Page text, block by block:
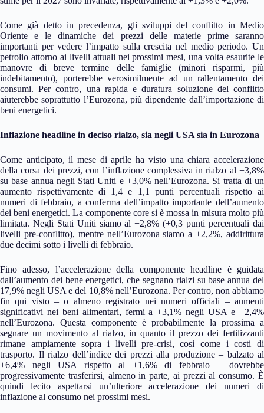
Come già detto in precedenza, gli sviluppi del conflitto in Medio
Oriente e le dinamiche dei prezzi delle materie prime saranno
importanti per vedere l’impatto sulla crescita nel medio periodo. Un
petrolio attorno ai livelli attuali nei prossimi mesi, una volta esaurite le
manovre di breve termine delle famiglie (minori risparmi, più
indebitamento), porterebbe verosimilmente ad un rallentamento dei
consumi. Per contro, una rapida e duratura soluzione del conflitto
aiuterebbe soprattutto l’Eurozona, più dipendente dall’importazione di
beni energetici.
Inflazione headline in deciso rialzo, sia negli USA sia in Eurozona
Come anticipato, il mese di aprile ha visto una chiara accelerazione
della corsa dei prezzi, con l’inflazione complessiva in rialzo al +3,8%
su base annua negli Stati Uniti e +3,0% nell’Eurozona. Si tratta di un
aumento rispettivamente di 1,4 e 1,1 punti percentuali rispetto ai
numeri di febbraio, a conferma dell’impatto importante dell’aumento
dei beni energetici. La componente core si è mossa in misura molto più
limitata. Negli Stati Uniti siamo al +2,8% (+0,3 punti percentuali dai
livelli pre-conflitto), mentre nell’Eurozona siamo a +2,2%, addirittura
due decimi sotto i livelli di febbraio.
Fino adesso, l’accelerazione della componente headline è guidata
dall’aumento dei bene energetici, che segnano rialzi su base annua del
17,9% negli USA e del 10,8% nell’Eurozona. Per contro, non abbiamo
fin qui visto – o almeno registrato nei numeri officiali – aumenti
significativi nei beni alimentari, fermi a +3,1% negli USA e +2,4%
nell’Eurozona. Questa componente è probabilmente la prossima a
segnare un movimento al rialzo, in quanto il prezzo dei fertilizzanti
rimane ampiamente sopra i livelli pre-crisi, così come i costi di
trasporto. Il rialzo dell’indice dei prezzi alla produzione – balzato al
+6,4% negli USA rispetto al +1,6% di febbraio – dovrebbe
progressivamente trasferirsi, almeno in parte, ai prezzi al consumo. È
quindi lecito aspettarsi un’ulteriore accelerazione dei numeri di
inflazione al consumo nei prossimi mesi.